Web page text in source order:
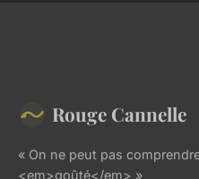
Rouge Cannelle
« On ne peut pas
<em>goûté</em> »